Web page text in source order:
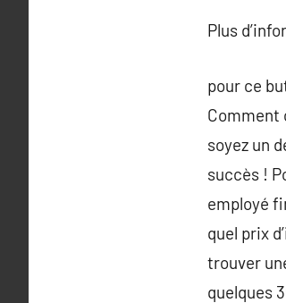
Plus
pour ce
Comment
soyez un
succès !
employé
quel prix
trouver
quelques